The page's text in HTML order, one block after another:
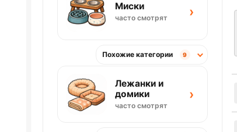
Миски
часто смотрят ›
Похожие категории 9
Лежанки и
домики
часто смотрят
›